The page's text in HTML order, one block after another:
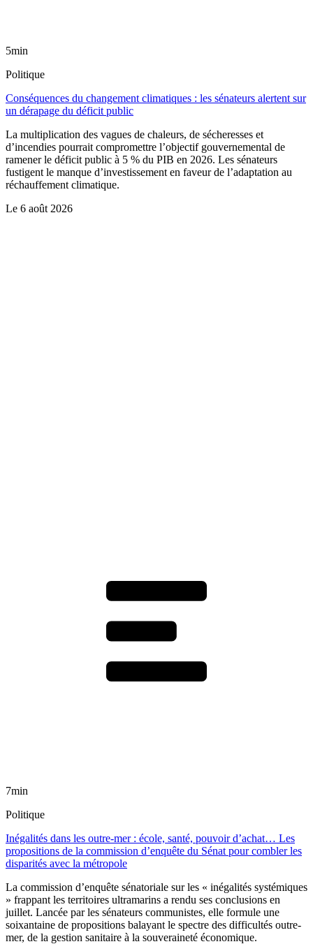
5min
Politique
Conséquences du changement climatiques : les sénateurs alertent sur
un dérapage du déficit public
La multiplication des vagues de chaleurs, de sécheresses et
d’incendies pourrait compromettre l’objectif gouvernemental de
ramener le déficit public à 5 % du PIB en 2026. Les sénateurs
fustigent le manque d’investissement en faveur de l’adaptation au
réchauffement climatique.
Le 6 août 2026
7min
Politique
Inégalités dans les outre-mer : école, santé, pouvoir d’achat… Les
propositions de la commission d’enquête du Sénat pour combler les
disparités avec la métropole
La commission d’enquête sénatoriale sur les « inégalités systémiques
» frappant les territoires ultramarins a rendu ses conclusions en
juillet. Lancée par les sénateurs communistes, elle formule une
soixantaine de propositions balayant le spectre des difficultés outre-
mer, de la gestion sanitaire à la souveraineté économique.